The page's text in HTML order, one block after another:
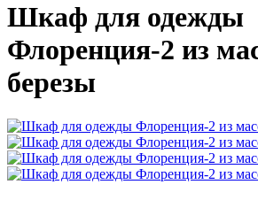
Шкаф для одежды
Флоренция-2 из
березы